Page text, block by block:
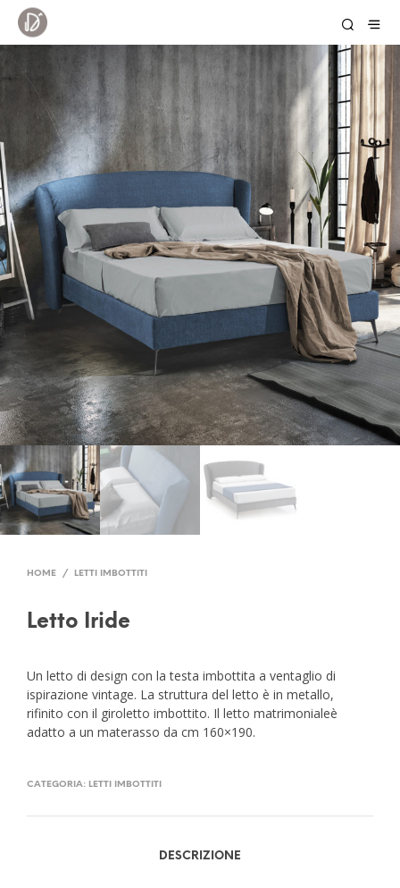
HOME / LETTI IMBOTTITI
Letto Iride
Un letto di design con la testa imbottita a ventaglio di
ispirazione vintage. La struttura del letto è in metallo,
rifinito con il giroletto imbottito. Il letto matrimonialeè
adatto a un materasso da cm 160×190.
CATEGORIA: LETTI IMBOTTITI
DESCRIZIONE